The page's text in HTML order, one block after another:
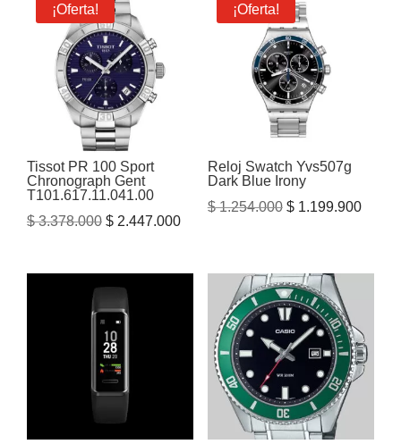
¡Oferta!
Tissot PR 100 Sport
Chronograph Gent
T101.617.11.041.00
$3.378.000 El
era:
$ 3.378.000.
$ 2.447.000El
$ 2.447.000.
¡Oferta!
Reloj Swatch Yvs507g
Dark Blue Irony
$1.254.000 El
era:
$ 1.254.000.
$1.199.900El
es: